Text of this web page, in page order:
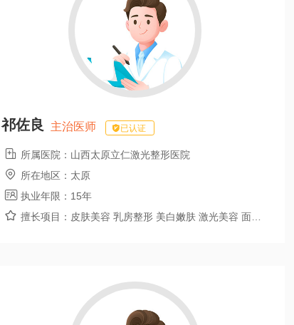
祁佐良 主治医师 已认证
 所属医院： 山西太原立仁激光整形医院
 所在地区： 太原
 执业年限： 15年
 擅长项目： 皮肤美容 乳房整形 美白嫩肤 激光美容 面部提升 激光美白 果酸美白